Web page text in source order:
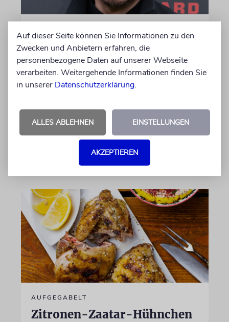
Wurde Boy George bei einem
Konzert in Frankfurt
sabotiert?
Techniker sollen seine In-Ear-Monitore immer
Star seinen Auftritt abbrach
AUFGEGABELT
Zitronen-Zaatar-Hühnchen
Auf dieser Seite können Sie Informationen zu den
Zwecken und Anbietern erfahren, die
personenbezogene Daten auf unserer Webseite
verarbeiten. Weitergehende Informationen finden Sie
in unserer Datenschutzerklärung.
ALLES ABLEHNEN EINSTELLUNGEN
AKZEPTIEREN